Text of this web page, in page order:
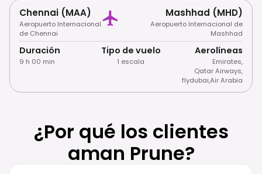
Chennai (MAA)
Aeropuerto Internacional
de Chennai
Mashhad (MHD)
Aeropuerto Internacional de
Mashhad
Duración
9 h 00 min
Tipo de vuelo
1 escala
Aerolíneas
Emirates,
Qatar Airways,
flydubai,Air Arabia
¿Por qué los clientes
aman Prune?